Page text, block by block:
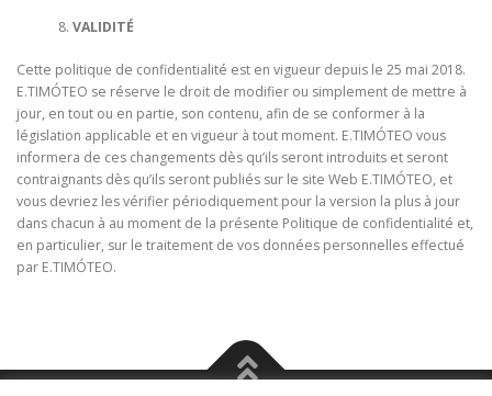
VALIDITÉ
Cette politique de confidentialité est en vigueur depuis le 25 mai 2018.
E.TIMÓTEO se réserve le droit de modifier ou simplement de mettre à
jour, en tout ou en partie, son contenu, afin de se conformer à la
législation applicable et en vigueur à tout moment. E.TIMÓTEO vous
informera de ces changements dès qu’ils seront introduits et seront
contraignants dès qu’ils seront publiés sur le site Web E.TIMÓTEO, et
vous devriez les vérifier périodiquement pour la version la plus à jour
dans chacun à au moment de la présente Politique de confidentialité et,
en particulier, sur le traitement de vos données personnelles effectué
par E.TIMÓTEO.